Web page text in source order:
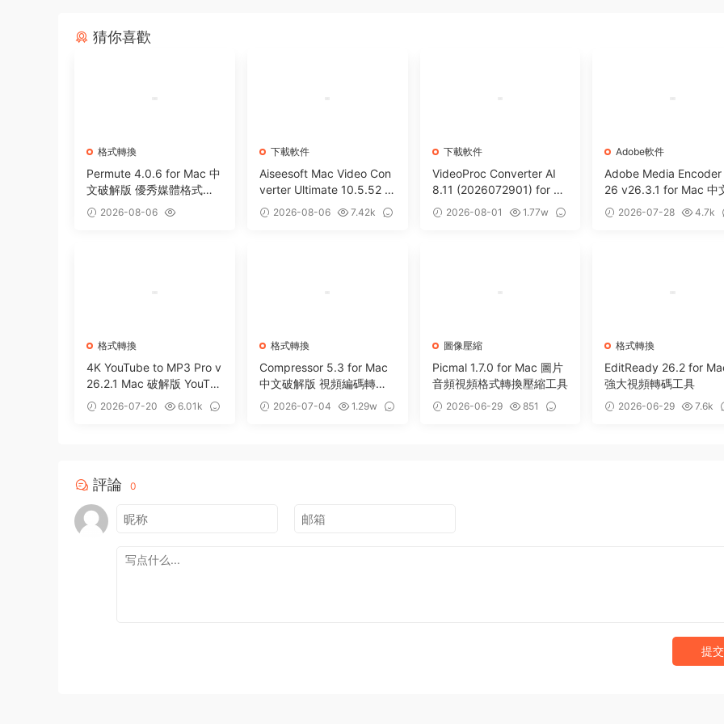
猜你喜歡
格式轉換
Permute 4.0.6 for Mac 中
文破解版 優秀媒體格式轉
換工具
2026-08-06
下載軟件
Aiseesoft Mac Video Con
verter Ultimate 10.5.52 fo
r Mac 全能視頻編輯下載轉
換工具
2026-08-06
7.42k
下載軟件
VideoProc Converter AI
8.11 (2026072901) for M
ac 視頻編輯處理下載格式
轉換工具
2026-08-01
1.77w
Adobe軟件
Adobe Media
26 v26.3.1 for Mac 中
破解版 視頻音頻編碼器
2026-07-28
4.7k
格式轉換
4K YouTube to MP3 Pro v
26.2.1 Mac 破解版 YouTu
be視頻轉MP3工具
2026-07-20
6.01k
格式轉換
Compressor 5.3 for Mac
中文破解版 視頻編碼轉換
工具2026-07-04
1.29w
圖像壓縮
Picmal 1.7.0 for Mac 圖片
音頻視頻格式轉換壓縮工具
2026-06-29
851
格式轉換
EditReady 26.2 for
強大視頻轉碼工具
2026-06-29
7.6k
評論 0
提交